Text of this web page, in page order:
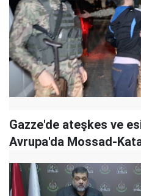
Gazze'de ateşkes ve
Avrupa'da Mossad-